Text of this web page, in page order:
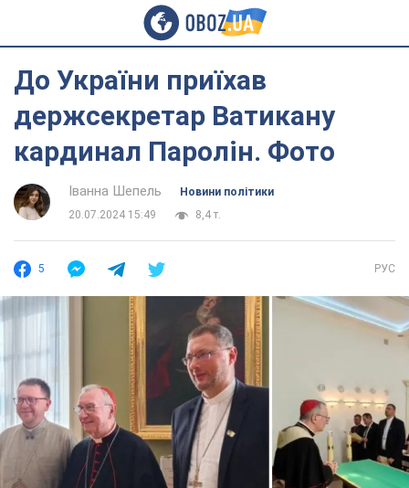
До України приїхав
держсекретар Ватикану
кардинал Паролін. Фото
Іванна Шепель
Новини політики
20.07.2024 15:49
8,4 т.
5 РУС